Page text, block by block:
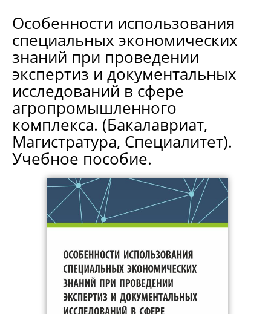
Особенности использования
специальных экономических
знаний при проведении
экспертиз и документальных
исследований в сфере
агропромышленного
комплекса. (Бакалавриат,
Магистратура, Специалитет).
Учебное пособие.